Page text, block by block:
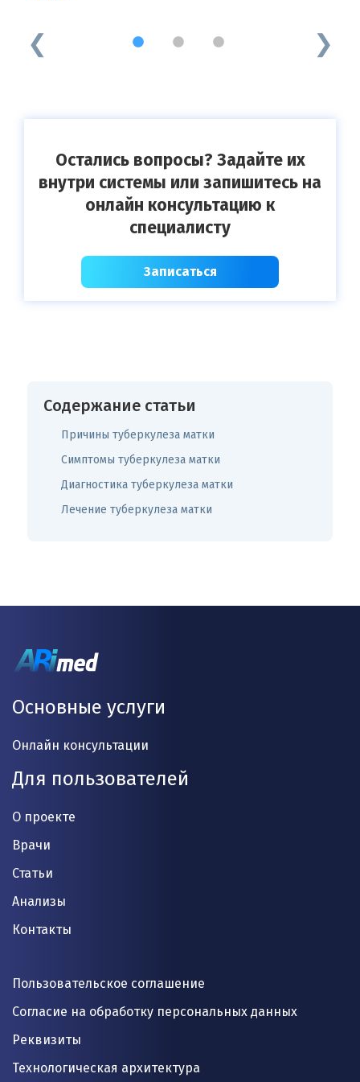
1 2 3
Остались вопросы? Задайте их
внутри системы или запишитесь на
онлайн консультацию к
специалисту
Записаться
Содержание статьи
Причины туберкулеза матки
Симптомы туберкулеза матки
Диагностика туберкулеза матки
Лечение туберкулеза матки
Основные услуги
Онлайн консультации
Для пользователей
О проекте
Врачи
Статьи
Анализы
Контакты
Пользовательское соглашение
Согласие на обработку персональных данных
Реквизиты
Технологическая архитектура